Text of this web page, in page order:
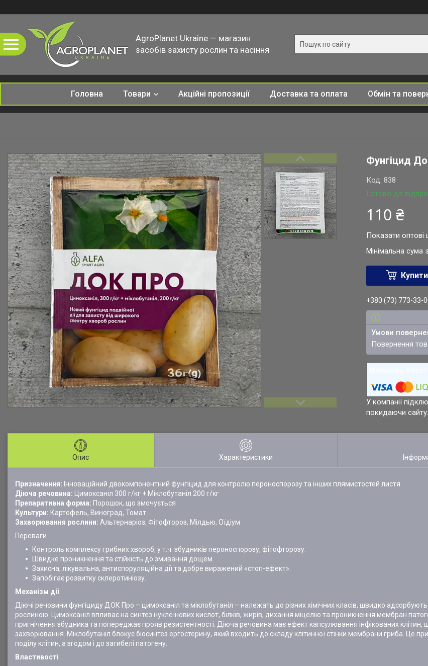
AgroPlanet Ukraine — магазин
засобів захисту рослин та насіння
Головна Товари Акційні пропозиції Доставка та оплата Обмін та
Фунгіцид
Готово до
Код:838
110 ₴
Показати оптові
Мінімальна сума
Купити
+380 (73) 773-33-
повернення
У компанії
покидаючи сайту.
Опис Характеристики
Призначення: Інноваційний двокомпонентний фунгіцид для контролю пероноспорозу та інших плямистостей листя
Діюча речовина: Цимоксаніл 300 г/кг + Міклобутаніл 200 г/кг
Препаративна форма: Порошок, що змочується
Культури: Картофель, Виноград, Томат
Захворювання рослини: Альтернаріоз, Фітофтороз, Мілдью, Оїдіум
Переваги
Контроль комплексу грибних хвороб, у т.ч. збудників пероноспорозу, фітофторозу.
Швидке проникнення та стійкість до змивання дощем.
Захисна, лікувальна, антиспоруляційна дії та добре виражений «стоп-ефект».
Запобігає розвитку склеротиніозу.
Механізм дії
Діючі речовини фунгіциду ДОК Про – цимоксаніл та міклобутаніл – належать до різних хімічних класів, швидко
рослиною. Цимоксаніл впливає на синтез нуклеїнових кислот, білків, жирів, дихання міцелію та проникнення мембран
пригнічення збудника та попереджає прояв резистентності. Діюча речовина має ефект капсулювання інфікованих
захворювання. Міклобутаніл блокує біосинтез ергостерину, який входить до складу клітинної стінки мембрани гриба. Це
поділу клітин, а згодом і до загибелі патогену.
Властивості